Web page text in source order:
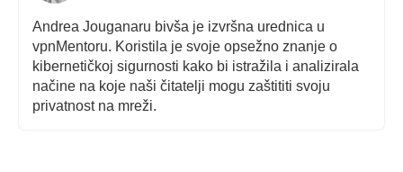
Andrea Jouganaru bivša je izvršna urednica u
vpnMentoru. Koristila je svoje opsežno znanje o
kibernetičkoj sigurnosti kako bi istražila i analizirala
načine na koje naši čitatelji mogu zaštititi svoju
privatnost na mreži.